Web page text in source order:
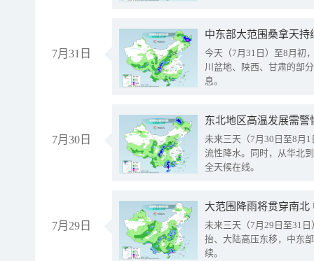
7月31日
中东部大范围桑拿天
今天（7月31日）至8月初
川盆地、陕西、甘肃的部
息。
7月30日
东北地区高温发展需
未来三天（7月30日至8月
流性降水。同时，从华北
全天候在线。
7月29日
大范围降雨将贯穿南
未来三天（7月29日至31
抬、大陆高压东移，中东
续。